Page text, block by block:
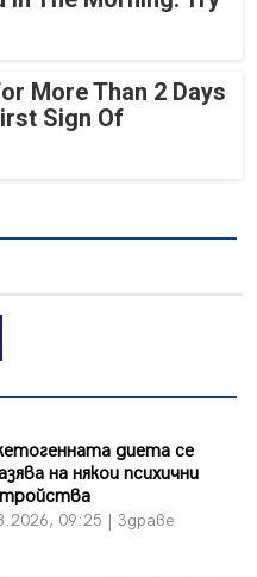
More Than 2 Days
Sign Of
диета се
на някои психични
09:25 | Здраве